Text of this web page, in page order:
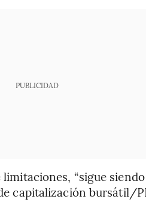
PUBLICIDAD
“sigue
capitalización bursátil/